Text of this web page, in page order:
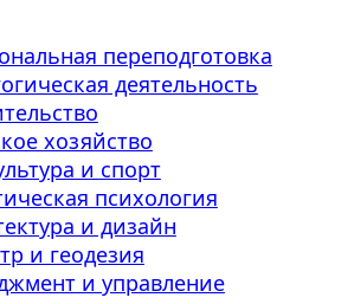
переподготовка
деятельность
хозяйство
и спорт
психология
и дизайн
и геодезия
и управление